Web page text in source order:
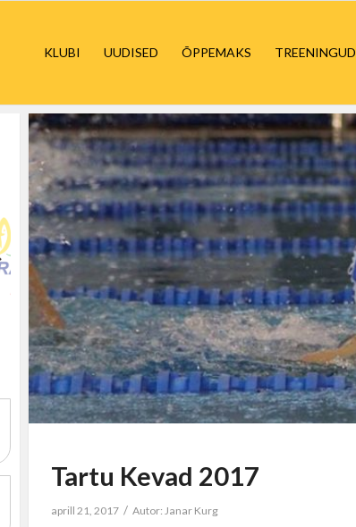
KLUBI UUDISED ÕPPEMAKS
Tartu Kevad 2017
aprill 21, 2017 / Autor:Janar Kurg